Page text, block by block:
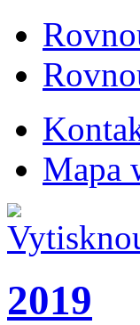
Mapa
2019